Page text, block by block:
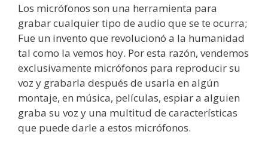
Los micrófonos son una herramienta para
grabar cualquier tipo de audio que se te ocurra;
Fue un invento que revolucionó a la humanidad
tal como la vemos hoy. Por esta razón, vendemos
exclusivamente micrófonos para reproducir su
voz y grabarla después de usarla en algún
montaje, en música, películas, espiar a alguien
graba su voz y una multitud de características
que puede darle a estos micrófonos.